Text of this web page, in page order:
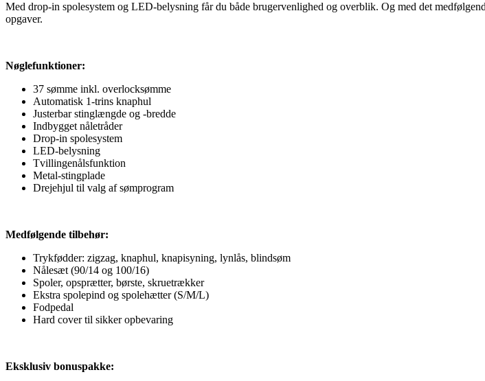
Med drop-in spolesystem og LED-belysning får du både brugervenlighed og overblik. Og med det
opgaver.
Nøglefunktioner:
37 sømme inkl. overlocksømme
Automatisk 1-trins knaphul
Justerbar stinglængde og -bredde
Indbygget nåletråder
Drop-in spolesystem
LED-belysning
Tvillingenålsfunktion
Metal-stingplade
Drejehjul til valg af sømprogram
Medfølgende tilbehør:
Trykfødder: zigzag, knaphul, knapisyning, lynlås, blindsøm
Nålesæt (90/14 og 100/16)
Spoler, opsprætter, børste, skruetrækker
Ekstra spolepind og spolehætter (S/M/L)
Fodpedal
Hard cover til sikker opbevaring
Eksklusiv bonuspakke: